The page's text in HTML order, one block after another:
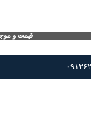
قیمت و